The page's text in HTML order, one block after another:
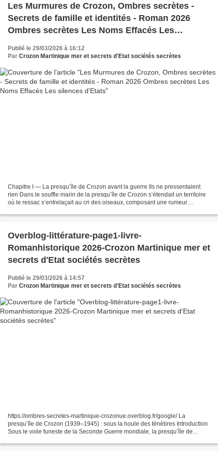
Les Murmures de Crozon, Ombres secrètes -
Secrets de famille et identités - Roman 2026
Ombres secrètes Les Noms Effacés Les
silences d'Etats
Publié le 29/03/2026 à 16:12
Par Crozon Martinique mer et secrets d'Etat sociétés secrètes
Chapitre I — La presqu’île de Crozon avant la guerre Ils ne pressentaient
rien Dans le souffle marin de la presqu’île de Crozon s’étendait un territoire
où le ressac s’entrelaçait au cri des oiseaux, composant une rumeur
Overblog-littérature-page1-livre-
Romanhistorique 2026-Crozon Martinique mer et
secrets d'Etat sociétés secrètes
Publié le 29/03/2026 à 14:57
Par Crozon Martinique mer et secrets d'Etat sociétés secrètes
https://ombres-secretes-martinique-crozonue.overblog.fr/google/ La
presqu’île de Crozon (1939–1945) : sous la houle des ténèbres Introduction
Sous le voile funeste de la Seconde Guerre mondiale, la presqu’île de